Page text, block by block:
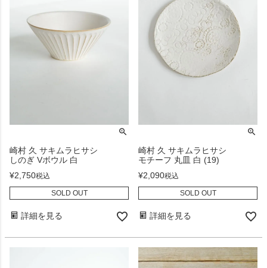
崎村 久 サキムラヒサシ
しのぎ Vボウル 白
¥2,750税込
SOLD OUT
詳細を見る
崎村 久 サキムラヒサシ
モチーフ 丸皿 白 (19)
¥2,090税込
SOLD OUT
詳細を見る